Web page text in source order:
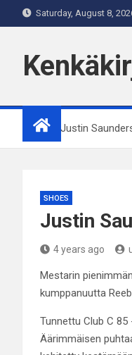
to
Saturday, August 8,
Home Justin
SHOES
Justin
4 years ago
Mestarin
kumppanuutta
Tunnettu Club C
Äärimmäisen